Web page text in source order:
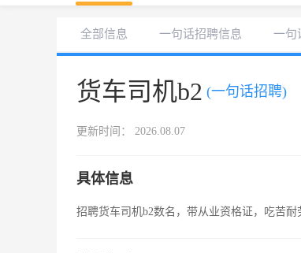
全部信息 一句话招聘信息 一句
货车司机b2 (一句话招聘)
更新时间： 2026.08.07
具体信息
招聘货车司机b2数名，带从业资格证，吃苦耐